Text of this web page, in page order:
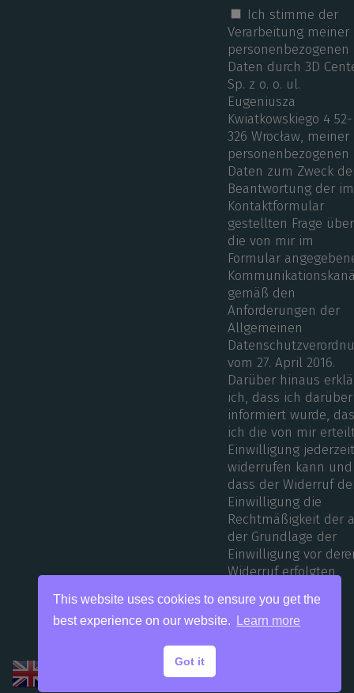
This website uses cookies to ensure you get the
best experience on our website.
Learn more
Got it
Ich stimme der
Verarbeitung meiner
personenbezogenen
Daten durch 3D
Sp. z o. o. ul.
Eugeniusza
Kwiatkowskiego 4 52-
326 Wrocław, meiner
personenbezogenen
Daten zum Zweck
Beantwortung der im
Kontaktformular
gestellten Frage über
die von mir im
Formular
gemäß den
Anforderungen der
Allgemeinen
vom 27. April 2016.
Darüber hinaus
ich, dass ich darüber
informiert wurde,
ich die von mir
Einwilligung
widerrufen kann und
dass der Widerruf
Einwilligung die
Rechtmäßigkeit der
der Grundlage der
Einwilligung vor
Widerruf erfolgten
berührt.